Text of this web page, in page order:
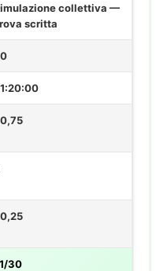
collettiva —
scritta
30